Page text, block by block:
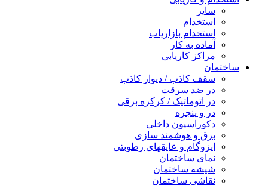
سایر
استخدام
استخدام بازاریاب
آماده به کار
مراکز کاریابی
ساختمان
سقف کاذب / دیوار کاذب
در ضد سرقت
در اتوماتیک / کرکره برقی
در و پنجره
دکوراسیون داخلی
برق و هوشمند سازی
ایزوگام و عایقهای رطوبتی
نمای ساختمان
شیشه ساختمان
نقاشی ساختمان